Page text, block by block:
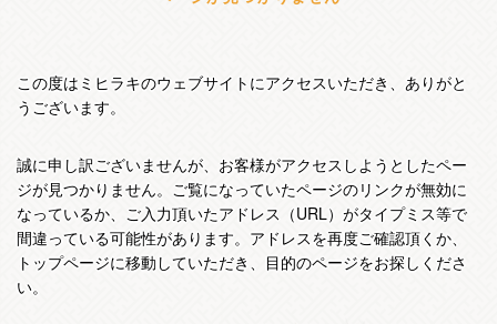
この度はミヒラキのウェブサイトにアクセスいただき、ありがと
うございます。
誠に申し訳ございませんが、お客様がアクセスしようとしたペー
ジが見つかりません。ご覧になっていたページのリンクが無効に
なっているか、ご入力頂いたアドレス（URL）がタイプミス等で
間違っている可能性があります。アドレスを再度ご確認頂くか、
トップページに移動していただき、目的のページをお探しくださ
い。